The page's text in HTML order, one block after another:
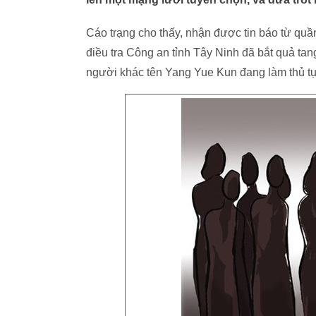
Cáo trạng cho thấy, nhận được tin báo từ
điều tra Công an tỉnh Tây Ninh đã bắt quả
người khác tên Yang Yue Kun đang làm thủ